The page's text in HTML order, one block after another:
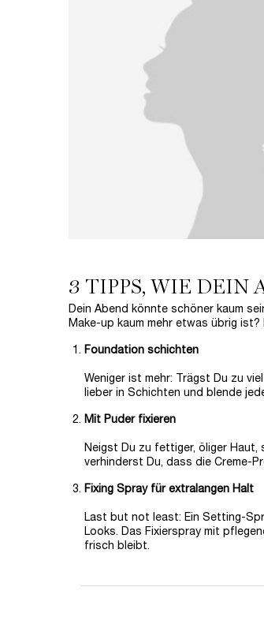
3 TIPPS, WIE DEIN
Dein Abend könnte schöner kaum
Make-up kaum mehr etwas übrig
Foundation schichten
Weniger ist mehr: Trägst Du zu
lieber in Schichten und blende
Mit Puder fixieren
Neigst Du zu fettiger, öliger
verhinderst Du, dass die Creme-
Fixing Spray für extralangen Halt
Last but not least: Ein Setting-
Looks. Das Fixierspray mit
frisch bleibt.